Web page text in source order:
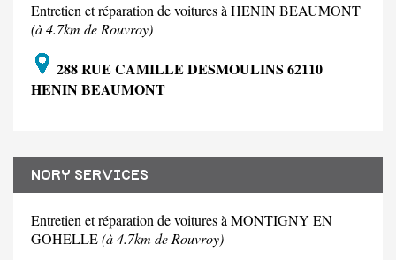
Entretien et réparation de voitures à HENIN BEAUMONT
(à 4.7km de Rouvroy)
288 RUE CAMILLE DESMOULINS 62110
HENIN BEAUMONT
NORY SERVICES
Entretien et réparation de voitures à MONTIGNY EN
GOHELLE(à 4.7km de Rouvroy)